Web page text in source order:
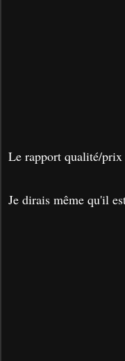
Le rapport qualité/prix
Je dirais même qu'il